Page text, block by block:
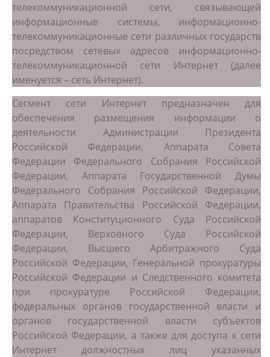
телекоммуникационной сети, связывающей
информационные системы, информационно-
телекоммуникационные сети различных государств
посредством сетевых адресов информационно-
телекоммуникационной сети Интернет (далее
именуется – сеть Интернет).
Сегмент сети Интернет предназначен для
обеспечения размещения информации о
деятельности Администрации Президента
Российской Федерации, Аппарата Совета
Федерации Федерального Собрания Российской
Федерации, Аппарата Государственной Думы
Федерального Собрания Российской Федерации,
Аппарата Правительства Российской Федерации,
аппаратов Конституционного Суда Российской
Федерации, Верховного Суда Российской
Федерации, Высшего Арбитражного Суда
Российской Федерации, Генеральной прокуратуры
Российской Федерации и Следственного комитета
при прокуратуре Российской Федерации,
федеральных органов государственной власти и
органов государственной власти субъектов
Российской Федерации, а также для доступа к сети
Интернет должностных лиц указанных